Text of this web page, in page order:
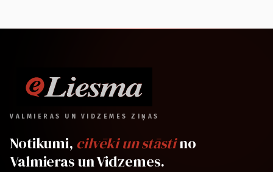
VALMIERAS UN VIDZEMES ZIŅAS
Notikumi, cilvēki un stāstino
Valmieras un Vidzemes.